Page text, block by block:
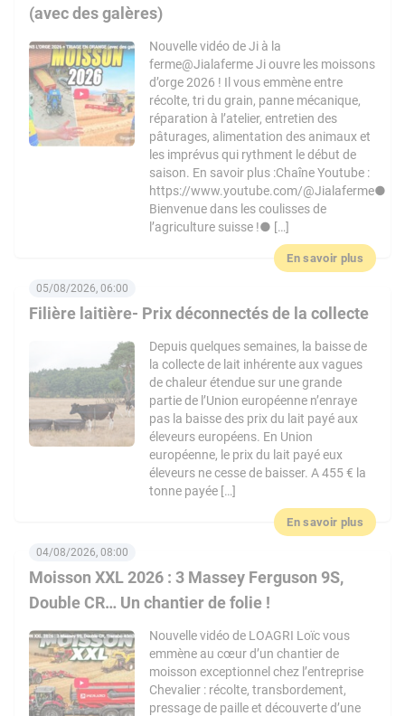
(avec des galères)
Nouvelle vidéo de Ji à la
ferme@Jialaferme Ji ouvre les moissons
d’orge 2026 ! Il vous emmène entre
récolte, tri du grain, panne mécanique,
réparation à l’atelier, entretien des
pâturages, alimentation des animaux et
les imprévus qui rythment le début de
saison. En savoir plus :Chaîne Youtube :
https://www.youtube.com/@Jialaferme●
Bienvenue dans les coulisses de
l’agriculture suisse !● […]
En savoir plus
Filière laitière- Prix déconnectés de la collecte
05/08/2026, 06:00
Depuis quelques semaines, la baisse de
la collecte de lait inhérente aux vagues
de chaleur étendue sur une grande
partie de l’Union européenne n’enraye
pas la baisse des prix du lait payé aux
éleveurs européens. En Union
européenne, le prix du lait payé eux
éleveurs ne cesse de baisser. A 455 € la
tonne payée […]
En savoir plus
Moisson XXL 2026 : 3 Massey Ferguson 9S,
Double CR… Un chantier de folie !
04/08/2026, 08:00
Nouvelle vidéo de LOAGRI Loïc vous
emmène au cœur d’un chantier de
moisson exceptionnel chez l’entreprise
Chevalier : récolte, transbordement,
pressage de paille et découverte d’une